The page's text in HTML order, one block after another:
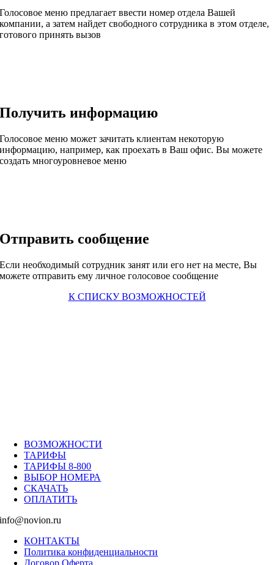
Голосовое меню предлагает ввести номер отдела Вашей
компании, а затем найдет свободного сотрудника в этом отделе,
готового принять вызов
Получить информацию
Голосовое меню может зачитать клиентам некоторую
информацию, например, как проехать в Ваш офис. Вы можете
создать многоуровневое меню
Отправить сообщение
Если необходимый сотрудник занят или его нет на месте, Вы
можете отправить ему личное голосовое сообщение
К СПИСКУ ВОЗМОЖНОСТЕЙ
ВОЗМОЖНОСТИ
ТАРИФЫ
ТАРИФЫ 8-800
ВЫБОР НОМЕРА
СКАЧАТЬ
ОПЛАТИТЬ
info@novion.ru
КОНТАКТЫ
Политика конфиденциальности
Договор Оферта